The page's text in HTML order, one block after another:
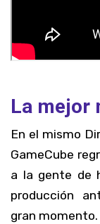
La mejor
En el mismo
GameCube
a la gente de
producción
gran momento.